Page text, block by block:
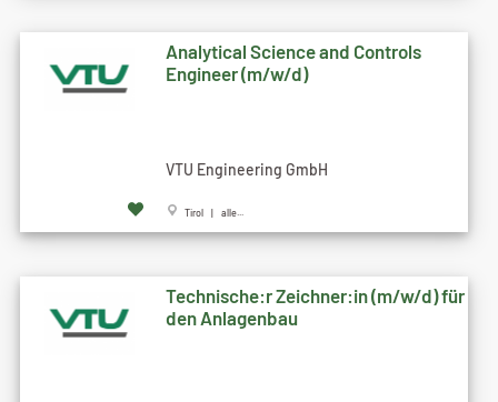
Analytical Science and Controls
Engineer (m/w/d)
VTU Engineering GmbH
Tirol | alle...
Technische:r Zeichner:in (m/w/d) für
den Anlagenbau